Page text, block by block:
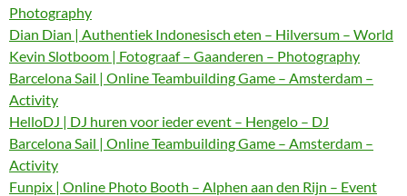
Photography
Dian Dian | Authentiek Indonesisch eten – Hilversum – World
Kevin Slotboom | Fotograaf – Gaanderen – Photography
Barcelona Sail | Online Teambuilding Game – Amsterdam –
Activity
HelloDJ | DJ huren voor ieder event – Hengelo – DJ
Barcelona Sail | Online Teambuilding Game – Amsterdam –
Activity
Funpix | Online Photo Booth – Alphen aan den Rijn – Event